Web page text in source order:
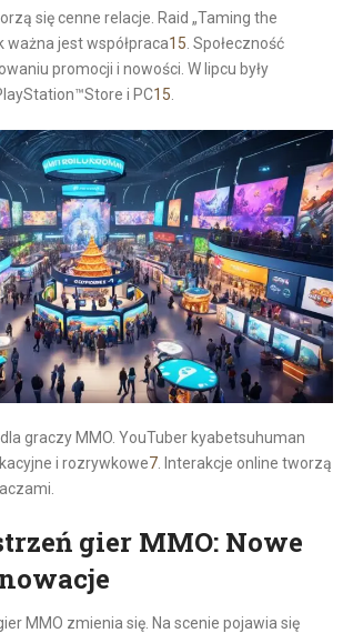
się cenne relacje. Raid „Taming the
ważna jest współpraca15 . Społeczność
promocji i nowości. W lipcu były
i PC15
graczy MMO. YouTuber kyabetsuhuman
i rozrywkowe7. Interakcje online tworzą
gier MMO: Nowe
MMO zmienia się. Na scenie pojawia się